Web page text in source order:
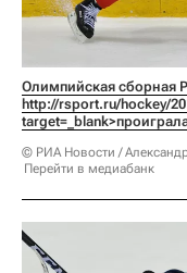
http://rsport.ru/hockey/
© РИА Новости /
Перейти в медиабанк